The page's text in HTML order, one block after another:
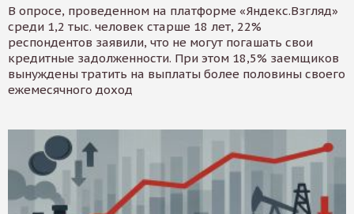
В опросе, проведенном на платформе «Яндекс.Взгляд»
среди 1,2 тыс. человек старше 18 лет, 22%
респондентов заявили, что не могут погашать свои
кредитные задолженности. При этом 18,5% заемщиков
вынуждены тратить на выплаты более половины своего
ежемесячного доход